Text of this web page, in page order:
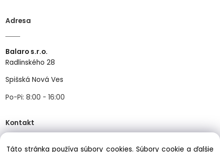
Adresa
Balaro s.r.o.
Radlinského 28
Spišská Nová Ves
Po-Pi: 8:00 - 16:00
Kontakt
Táto stránka používa súbory cookies. Súbory cookie a ďalšie